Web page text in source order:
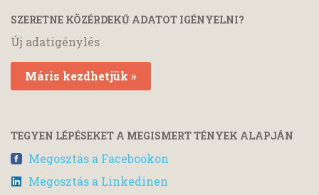
SZERETNE KÖZÉRDEKŰ ADATOT IGÉNYELNI?
Új adatigénylés
Máris kezdhetjük »
TEGYEN LÉPÉSEKET A MEGISMERT TÉNYEK ALAPJÁN
Megosztás a Facebookon
Megosztás a Linkedinen